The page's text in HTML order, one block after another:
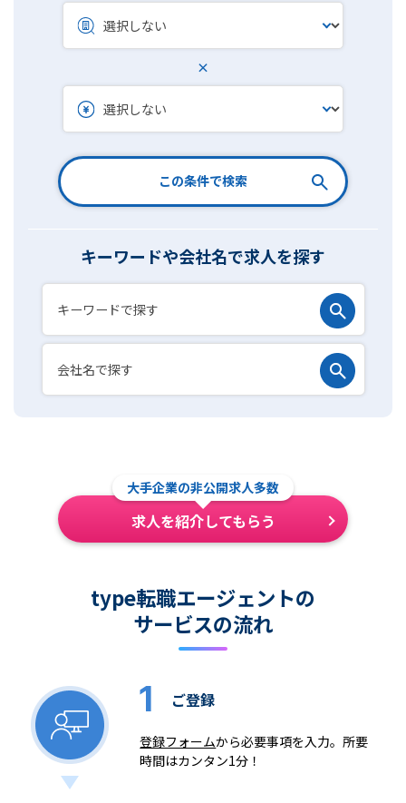
×
この条件で検索
キーワードや会社名で求人を探す
大手企業の非公開求人多数
求人を紹介してもらう
type転職エージェントの
サービスの流れ
1 ご登録
登録フォームから必要事項を入力。所要
時間はカンタン1分！